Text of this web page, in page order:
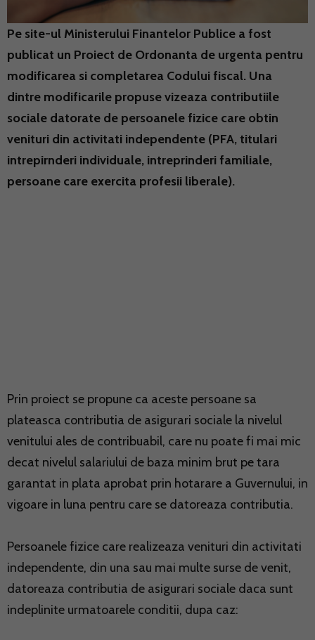
Pe site-ul Ministerului Finantelor Publice a fost
publicat un Proiect de Ordonanta de urgenta pentru
modificarea si completarea Codului fiscal. Una
dintre modificarile propuse vizeaza contributiile
sociale datorate de persoanele fizice care obtin
venituri din activitati independente (PFA, titulari
intrepirnderi individuale, intreprinderi familiale,
persoane care exercita profesii liberale).
Prin proiect se propune ca aceste persoane sa
plateasca contributia de asigurari sociale la nivelul
venitului ales de contribuabil, care nu poate fi mai mic
decat nivelul salariului de baza minim brut pe tara
garantat in plata aprobat prin hotarare a Guvernului, in
vigoare in luna pentru care se datoreaza contributia.
Persoanele fizice care realizeaza venituri din activitati
independente, din una sau mai multe surse de venit,
datoreaza contributia de asigurari sociale daca sunt
indeplinite urmatoarele conditii, dupa caz: